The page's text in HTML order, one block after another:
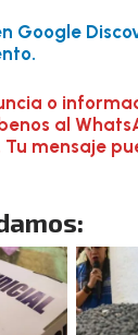
Google
o
al
Tu mensaje